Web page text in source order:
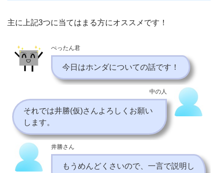
主に上記3つに当てはまる方にオススメです！
ぺったん君
今日はホンダについての話です！
中の人
それでは井勝(仮)さんよろしくお願い
します。
井勝さん
もうめんどくさいので、一言で説明し